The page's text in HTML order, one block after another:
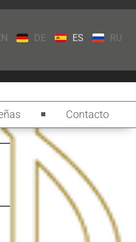
DE ES RU
Contacto